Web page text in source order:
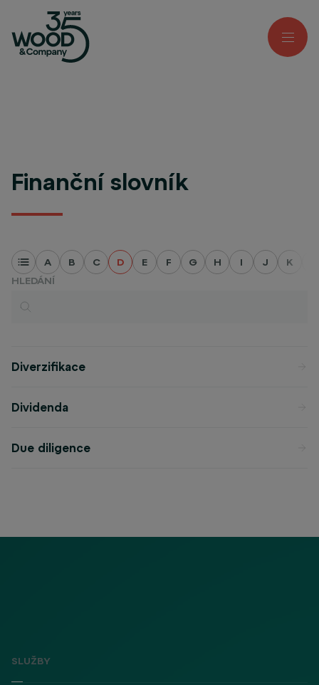
Finanční slovník
A B C D E F G H I J K
HLEDÁNÍ
Diverzifikace
Dividenda
Due diligence
SLUŽBY